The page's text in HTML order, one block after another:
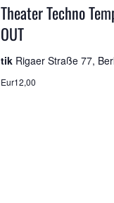
Theater Techno
OUT
tik Rigaer Straße 77,
Eur12,00